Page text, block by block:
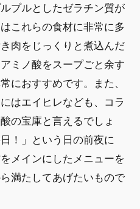
プルとしたゼラチン質が
これらの食材に非常に多
肉をじっくりと煮込んだ
ミノ酸をスープごと余す
におすすめです。また、
はエイヒレなども、コラ
の宝庫と言えるでしょ
！」という日の前夜に
メインにしたメニューを
満たしてあげたいもので